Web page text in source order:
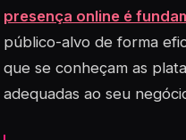
presença online é
público-alvo de forma
que se conheçam as
adequadas ao seu